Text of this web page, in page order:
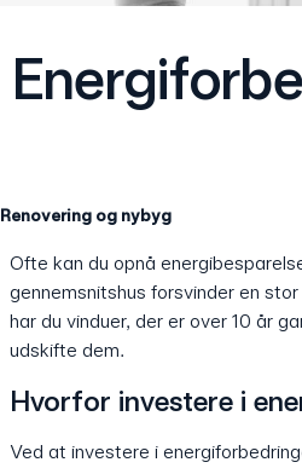
Renovering og nybyg
Ofte kan du opnå
gennemsnitshus forsvinder en
har du vinduer, der er over 10 år
udskifte dem.
Hvorfor investere i
Ved at investere i